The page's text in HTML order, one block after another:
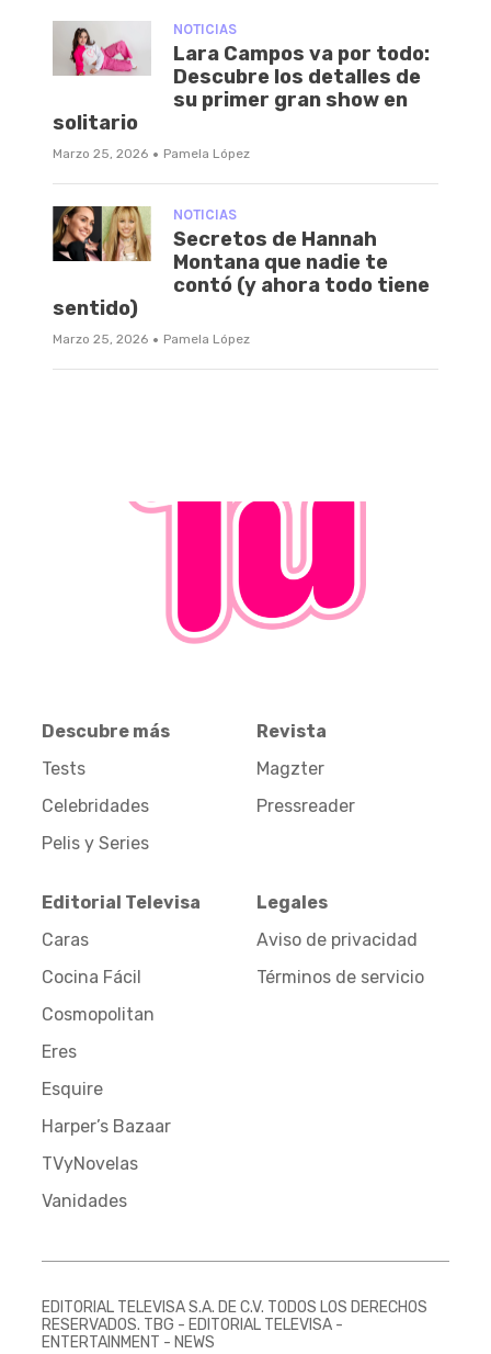
NOTICIAS
Lara Campos va por todo:
Descubre los detalles de
su primer gran show en
solitario
Marzo 25, 2026 · Pamela López
NOTICIAS
Secretos de Hannah
Montana que nadie te
contó (y ahora todo tiene
sentido)
Marzo 25, 2026 · Pamela López
Descubre más
Tests
Celebridades
Pelis y Series
Revista
Magzter
Pressreader
Editorial Televisa
Caras
Cocina Fácil
Cosmopolitan
Eres
Esquire
Harper’s Bazaar
TVyNovelas
Vanidades
Legales
Aviso de privacidad
Términos de servicio
EDITORIAL TELEVISA S.A. DE C.V. TODOS LOS DERECHOS
RESERVADOS. TBG - EDITORIAL TELEVISA -
ENTERTAINMENT - NEWS